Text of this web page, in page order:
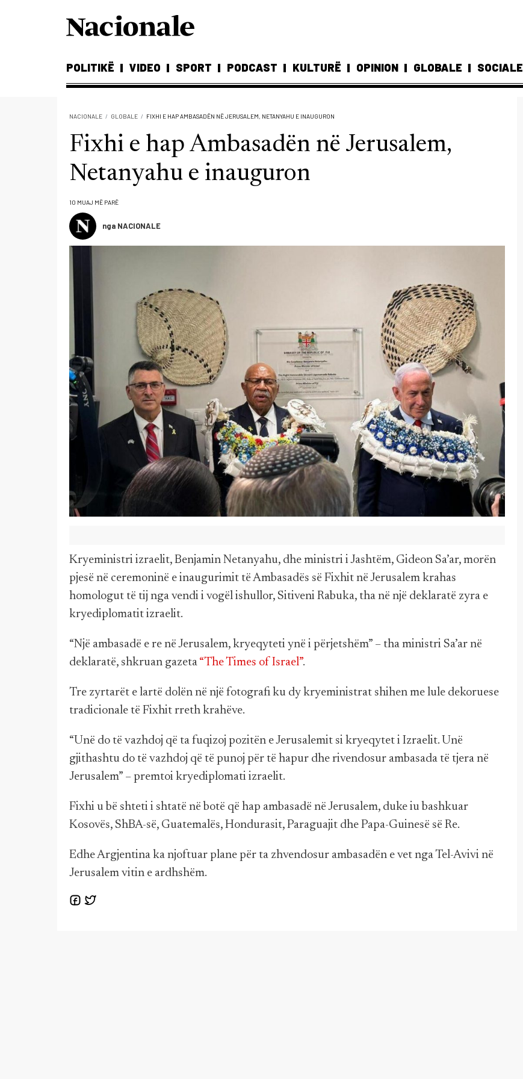
POLITIKË VIDEO SPORT PODCAST KULTURË OPINION GLOBALE SOCIALE
NACIONALE GLOBALE FIXHI E HAP AMBASADËN NË JERUSALEM, NETANYAHU E INAUGURON
Fixhi e hap Ambasadën në Jerusalem,
Netanyahu e inauguron
10 MUAJ MË PARË
nga NACIONALE
Kryeministri izraelit, Benjamin Netanyahu, dhe ministri i Jashtëm, Gideon Sa’ar, morën
pjesë në ceremoninë e inaugurimit të Ambasadës së Fixhit në Jerusalem krahas
homologut të tij nga vendi i vogël ishullor, Sitiveni Rabuka, tha në një deklaratë zyra e
kryediplomatit izraelit.
“Një ambasadë e re në Jerusalem, kryeqyteti ynë i përjetshëm” – tha ministri Sa’ar në
deklaratë, shkruan gazeta “The Times of Israel”.
Tre zyrtarët e lartë dolën në një fotografi ku dy kryeministrat shihen me lule dekoruese
tradicionale të Fixhit rreth krahëve.
“Unë do të vazhdoj që ta fuqizoj pozitën e Jerusalemit si kryeqytet i Izraelit. Unë
gjithashtu do të vazhdoj që të punoj për të hapur dhe rivendosur ambasada të tjera në
Jerusalem” – premtoi kryediplomati izraelit.
Fixhi u bë shteti i shtatë në botë që hap ambasadë në Jerusalem, duke iu bashkuar
Kosovës, ShBA-së, Guatemalës, Hondurasit, Paraguajit dhe Papa-Guinesë së Re.
Edhe Argjentina ka njoftuar plane për ta zhvendosur ambasadën e vet nga Tel-Avivi në
Jerusalem vitin e ardhshëm.